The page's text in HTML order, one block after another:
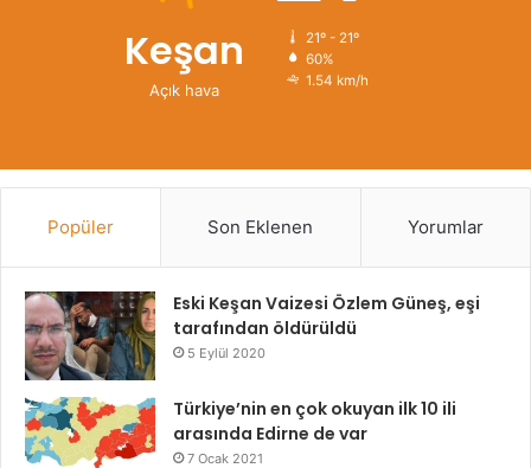
Keşan
Açık hava
21º - 21º
60%
1.54 km/h
Popüler Son Eklenen Yorumlar
Eski Keşan Vaizesi Özlem Güneş, eşi
tarafından öldürüldü
5 Eylül 2020
Türkiye’nin en çok okuyan ilk 10 ili
arasında Edirne de var
7 Ocak 2021